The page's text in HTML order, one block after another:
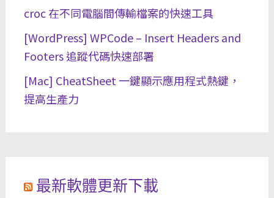
croc 在不同電腦間傳輸檔案的快速工具
[WordPress] WPCode – Insert Headers and
Footers 追蹤代碼快速部署
[Mac] CheatSheet 一鍵顯示應用程式熱鍵，
提高生產力
最新軟體更新下載